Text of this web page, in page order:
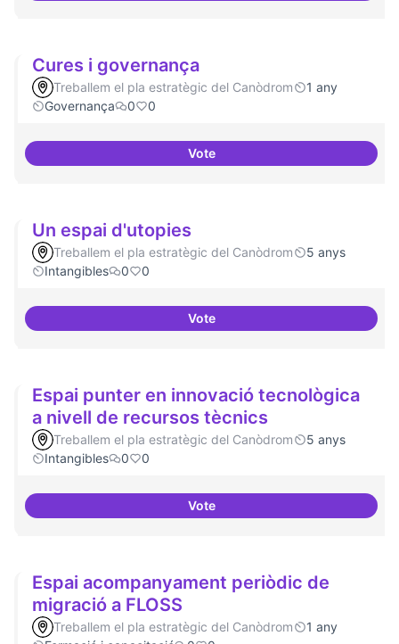
Cures i governança
Treballem el pla estratègic del Canòdrom
1 any
Governança
0 0
VoteCures i governança
Un espai d'utopies
Treballem el pla estratègic del Canòdrom
5 anys
Intangibles
0 0
VoteUn espai d'utopies
Espai punter en innovació tecnològica
a nivell de recursos tècnics
Treballem el pla estratègic del Canòdrom
5 anys
Intangibles
0 0
VoteEspai punter en innovació
Espai acompanyament periòdic de
migració a FLOSS
Treballem el pla estratègic del Canòdrom
1 any